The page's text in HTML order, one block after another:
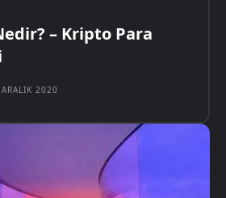
– Kripto Para
2020